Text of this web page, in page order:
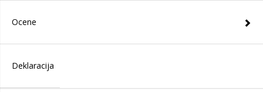
Ocene
Deklaracija